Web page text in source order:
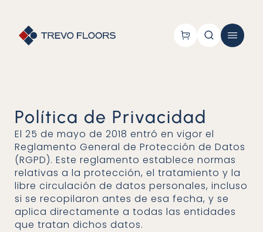
Política de Privacidad
El 25 de mayo de 2018 entró en vigor el
Reglamento General de Protección de Datos
(RGPD). Este reglamento establece normas
relativas a la protección, el tratamiento y la
libre circulación de datos personales, incluso
si se recopilaron antes de esa fecha, y se
aplica directamente a todas las entidades
que tratan dichos datos.